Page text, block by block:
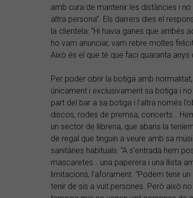
amb cura de mantenir les distàncies i
altra persona”. Els darrers dies el
la clientela: “Hi havia ganes que arribés
ho vam anunciar, vam rebre moltes
Això és el que té que faci quaranta anys
Per poder obrir la botiga amb
únicament i exclusivament sa botiga i
part del bar a sa botiga i l’altra només
discos, rodes de premsa, concerts…
un sector de llibreria, que abans la
de regal que tinguin a veure amb sa
sanitàries habituals: “A s’entrada hem
mascaretes… una paperera i una llista
limitacions, l’aforament. “Podem tenir
tenir de sis a vuit persones. Però això